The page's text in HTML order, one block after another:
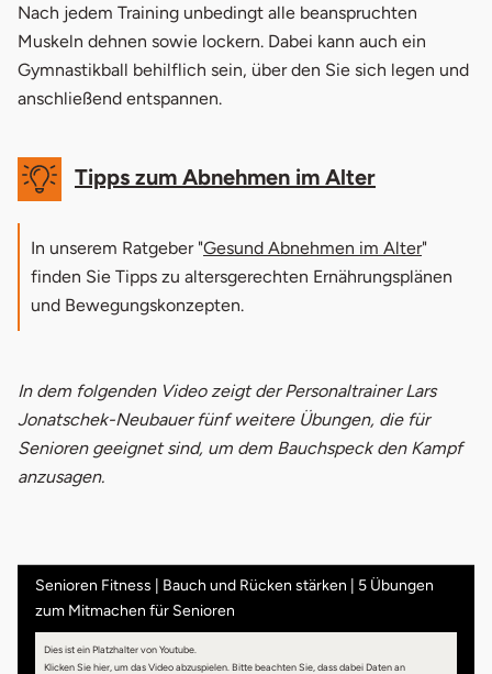
Nach jedem Training unbedingt alle beanspruchten
Muskeln dehnen sowie lockern. Dabei kann auch ein
Gymnastikball behilflich sein, über den Sie sich legen und
anschließend entspannen.
Tipps zum Abnehmen im Alter
In unserem Ratgeber "Gesund Abnehmen im Alter"
finden Sie Tipps zu altersgerechten Ernährungsplänen
und Bewegungskonzepten.
In dem folgenden Video zeigt der Personaltrainer Lars
Jonatschek-Neubauer fünf weitere Übungen, die für
Senioren geeignet sind, um dem Bauchspeck den Kampf
anzusagen.
Senioren Fitness | Bauch und Rücken stärken | 5 Übungen
zum Mitmachen für Senioren
Dies ist ein Platzhalter von Youtube.
Klicken Sie hier, um das Video abzuspielen. Bitte beachten Sie, dass dabei Daten an